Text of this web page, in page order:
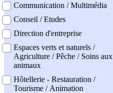
Communication / Multimédia
Conseil / Etudes
Direction d'entreprise
Espaces verts et naturels /
Agriculture / Pêche / Soins aux
animaux
Hôtellerie - Restauration /
Tourisme / Animation